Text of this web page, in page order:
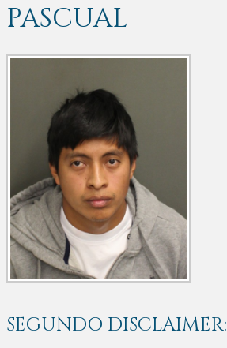
PASCUAL
SEGUNDO DISCLAIMER: